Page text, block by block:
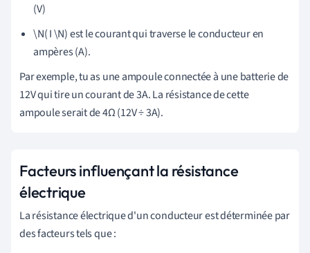
(V)
\N( I \N) est le courant qui traverse le conducteur en
ampères (A).
Par exemple, tu as une ampoule connectée à une batterie de
12V qui tire un courant de 3A. La résistance de cette
ampoule serait de 4Ω (12V ÷ 3A).
Facteurs influençant la résistance
électrique
La résistance électrique d'un conducteur est déterminée par
des facteurs tels que :